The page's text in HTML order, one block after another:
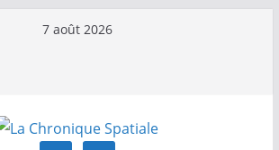
7 août 2026